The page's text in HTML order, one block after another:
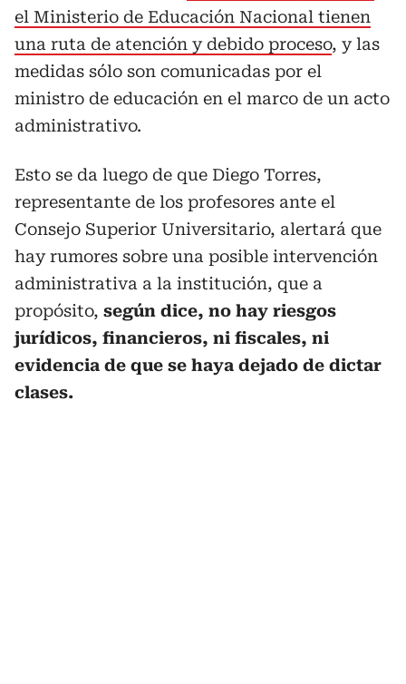
el Ministerio de Educación Nacional tienen
una ruta de atención y debido proceso, y las
medidas sólo son comunicadas por el
ministro de educación en el marco de un acto
administrativo.
Esto se da luego de que Diego Torres,
representante de los profesores ante el
Consejo Superior Universitario, alertará que
hay rumores sobre una posible intervención
administrativa a la institución, que a
propósito, según dice, no hay riesgos
jurídicos, financieros, ni fiscales, ni
evidencia de que se haya dejado de dictar
clases.